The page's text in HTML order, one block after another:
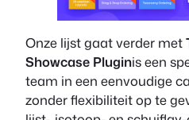
Onze lijst gaat verder met
Showcase Pluginis een
team in een eenvoudige
zonder flexibiliteit op te